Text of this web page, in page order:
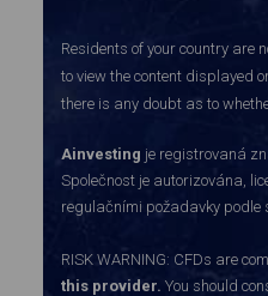
Residents of your country are
to view the content displayed
there is any doubt as to
Ainvesting je registrovaná
Společnost je autorizována,
regulačními požadavky podle
RISK WARNING: CFDs are
this provider. You should